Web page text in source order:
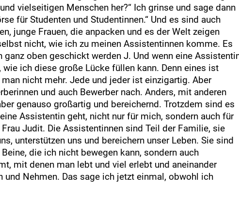
vielseitigen Menschen her?“ Ich grinse und sage dann
für Studenten und Studentinnen.“ Und es sind auch
junge Frauen, die anpacken und es der Welt zeigen
nicht, wie ich zu meinen Assistentinnen komme. Es
ganz oben geschickt werden J. Und wenn eine
ich diese große Lücke füllen kann. Denn eines ist
nicht mehr. Jede und jeder ist einzigartig. Aber
und auch Bewerber nach. Anders, mit anderen
genauso großartig und bereichernd. Trotzdem sind es
Assistentin geht, nicht nur für mich, sondern auch für
Judit. Die Assistentinnen sind Teil der Familie, sie
unterstützen uns und bereichern unser Leben. Sie sind
die ich nicht bewegen kann, sondern auch
mit denen man lebt und viel erlebt und aneinander
und Nehmen. Das sage ich jetzt einmal, obwohl ich